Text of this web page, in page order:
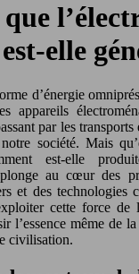
que
elle
appareils
par les
société. Mais
est-elle
au cœur des
et des technologies
cette force de
l’essence même de
civilisation.